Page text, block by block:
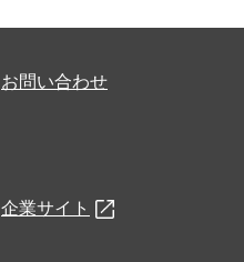
お問い合わせ
企業サイト